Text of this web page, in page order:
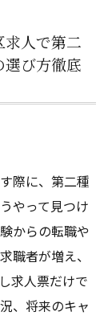
人で第二
び方徹底
際に、第二種
やって見つけ
からの転職や
職者が増え、
求人票だけで
、将来のキャ